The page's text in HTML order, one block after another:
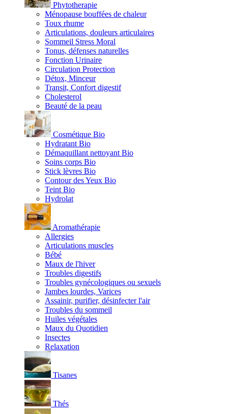
Phytotherapie
Ménopause bouffées de chaleur
Toux rhume
Articulations, douleurs articulaires
Sommeil Stress Moral
Tonus, défenses naturelles
Fonction Urinaire
Circulation Protection
Détox, Minceur
Transit, Confort digestif
Cholesterol
Beauté de la peau
Cosmétique Bio
Hydratant Bio
Démaquillant nettoyant Bio
Soins corps Bio
Stick lèvres Bio
Contour des Yeux Bio
Teint Bio
Hydrolat
Aromathérapie
Allergies
Articulations muscles
Bébé
Maux de l'hiver
Troubles digestifs
Troubles gynécologiques ou sexuels
Jambes lourdes, Varices
Assainir, purifier, désinfecter l'air
Troubles du sommeil
Huiles végétales
Maux du Quotidien
Insectes
Relaxation
Tisanes
Thés